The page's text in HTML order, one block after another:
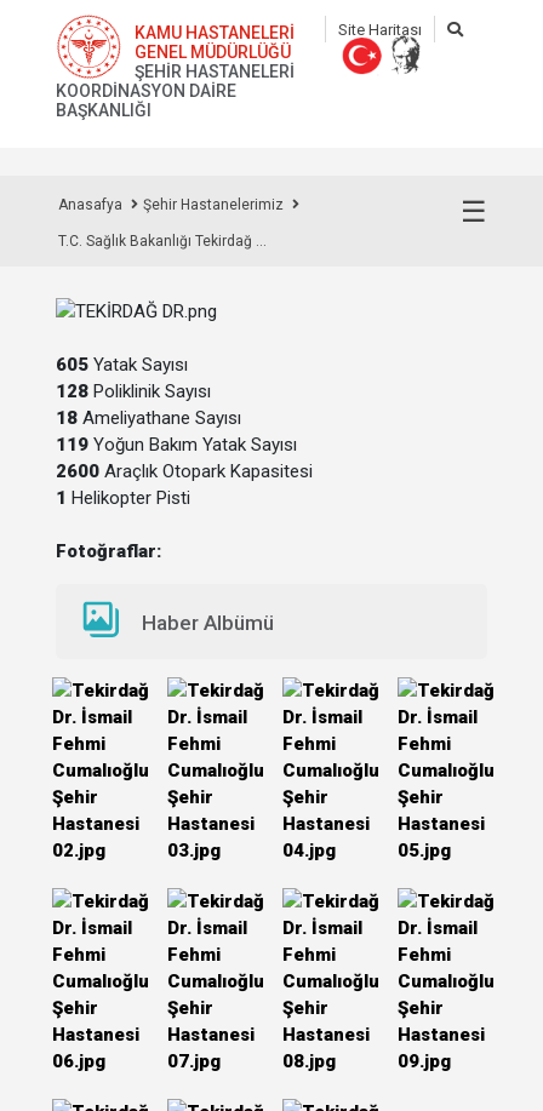
KAMU HASTANELERİ
GENEL MÜDÜRLÜĞÜ
ŞEHİR HASTANELERİ
KOORDİNASYON DAİRE
BAŞKANLIĞI
Site Haritası
☰
Anasafya Şehir Hastanelerimiz
T.C. Sağlık Bakanlığı Tekirdağ ...
605 Yatak Sayısı
128 Poliklinik Sayısı
18 Ameliyathane Sayısı
119 Yoğun Bakım Yatak Sayısı
2600 Araçlık Otopark Kapasitesi
1 Helikopter Pisti
Fotoğraflar:
Haber Albümü